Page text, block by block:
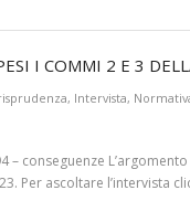
I COMMI 2 E 3
, Intervista,
– conseguenze
Per ascoltare l’intervista